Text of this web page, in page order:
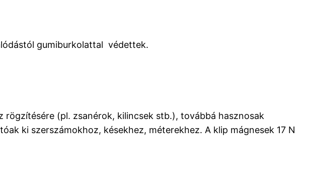
gumiburkolattal védettek.
(pl. zsanérok, kilincsek stb.), továbbá hasznosak
ki szerszámokhoz, késekhez, méterekhez. A klip mágnesek 17 N